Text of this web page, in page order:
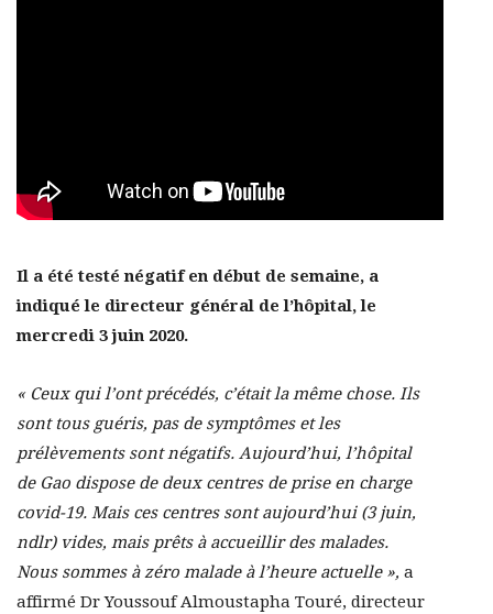
Il a été testé négatif en début de semaine, a
indiqué le directeur général de l’hôpital, le
mercredi 3 juin 2020.
« Ceux qui l’ont précédés, c’était la même chose. Ils
sont tous guéris, pas de symptômes et les
prélèvements sont négatifs. Aujourd’hui, l’hôpital
de Gao dispose de deux centres de prise en charge
covid-19. Mais ces centres sont aujourd’hui (3 juin,
ndlr) vides, mais prêts à accueillir des malades.
Nous sommes à zéro malade à l’heure actuelle », a
affirmé Dr Youssouf Almoustapha Touré, directeur